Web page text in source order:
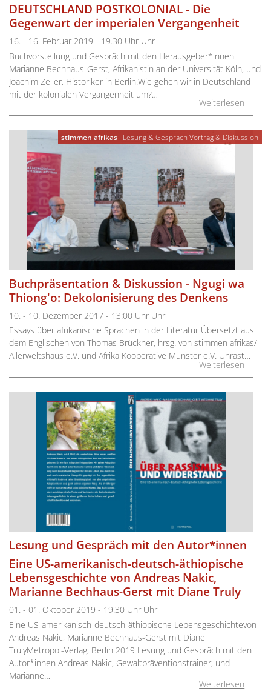
DEUTSCHLAND POSTKOLONIAL - Die
Gegenwart der imperialen Vergangenheit
16. - 16. Februar 2019 - 19.30 Uhr Uhr
Buchvorstellung und Gespräch mit den Herausgeber*innen
Marianne Bechhaus-Gerst, Afrikanistin an der Universität Köln, und
Joachim Zeller, Historiker in Berlin.Wie gehen wir in Deutschland
mit der kolonialen Vergangenheit um?…
Weiterlesen
stimmen afrikas Lesung & Gespräch Vortrag & Diskussion
Buchpräsentation & Diskussion - Ngugi wa
Thiong'o: Dekolonisierung des Denkens
10. - 10. Dezember 2017 - 13:00 Uhr Uhr
Essays über afrikanische Sprachen in der Literatur Übersetzt aus
dem Englischen von Thomas Brückner, hrsg. von stimmen afrikas/
Allerweltshaus e.V. und Afrika Kooperative Münster e.V. Unrast…
Weiterlesen
Lesung und Gespräch mit den Autor*innen
Eine US-amerikanisch-deutsch-äthiopische
Lebensgeschichte von Andreas Nakic,
Marianne Bechhaus-Gerst mit Diane Truly
01. - 01. Oktober 2019 - 19.30 Uhr Uhr
Eine US-amerikanisch-deutsch-äthiopische Lebensgeschichtevon
Andreas Nakic, Marianne Bechhaus-Gerst mit Diane
TrulyMetropol-Verlag, Berlin 2019 Lesung und Gespräch mit den
Autor*innen Andreas Nakic, Gewaltpräventionstrainer, und
Marianne…
Weiterlesen